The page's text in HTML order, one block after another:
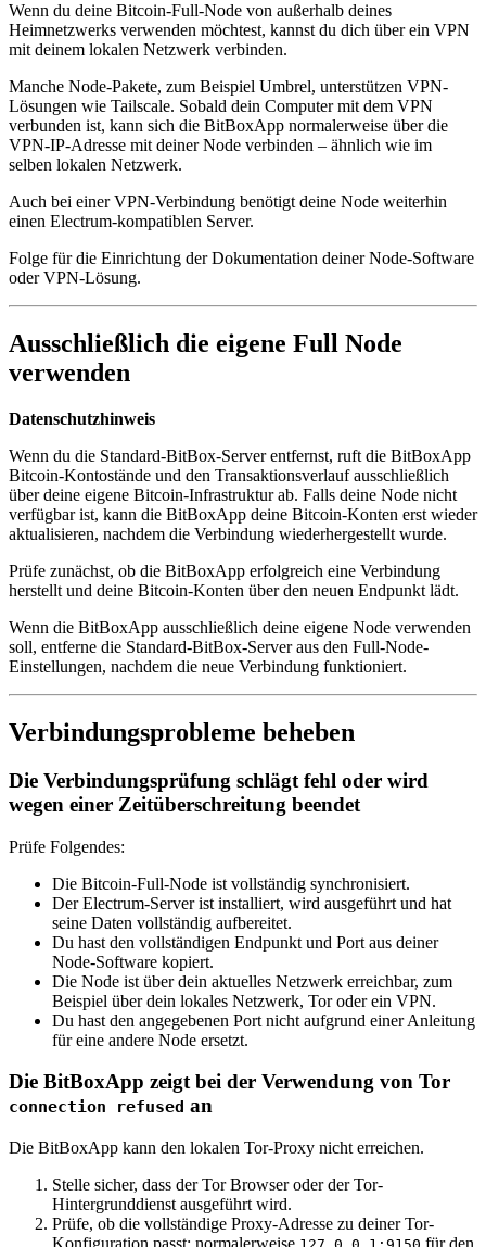
Wenn du deine Bitcoin-Full-Node von außerhalb deines
Heimnetzwerks verwenden möchtest, kannst du dich über ein VPN
mit deinem lokalen Netzwerk verbinden.
Manche Node-Pakete, zum Beispiel Umbrel, unterstützen VPN-
Lösungen wie Tailscale. Sobald dein Computer mit dem VPN
verbunden ist, kann sich die BitBoxApp normalerweise über die
VPN-IP-Adresse mit deiner Node verbinden – ähnlich wie im
selben lokalen Netzwerk.
Auch bei einer VPN-Verbindung benötigt deine Node weiterhin
einen Electrum-kompatiblen Server.
Folge für die Einrichtung der Dokumentation deiner Node-Software
oder VPN-Lösung.
Ausschließlich die eigene Full Node
verwenden
Datenschutzhinweis
Wenn du die Standard-BitBox-Server entfernst, ruft die BitBoxApp
Bitcoin-Kontostände und den Transaktionsverlauf ausschließlich
über deine eigene Bitcoin-Infrastruktur ab. Falls deine Node nicht
verfügbar ist, kann die BitBoxApp deine Bitcoin-Konten erst wieder
aktualisieren, nachdem die Verbindung wiederhergestellt wurde.
Prüfe zunächst, ob die BitBoxApp erfolgreich eine Verbindung
herstellt und deine Bitcoin-Konten über den neuen Endpunkt lädt.
Wenn die BitBoxApp ausschließlich deine eigene Node verwenden
soll, entferne die Standard-BitBox-Server aus den Full-Node-
Einstellungen, nachdem die neue Verbindung funktioniert.
Verbindungsprobleme beheben
Die Verbindungsprüfung schlägt fehl oder wird
wegen einer Zeitüberschreitung beendet
Prüfe Folgendes:
Die Bitcoin-Full-Node ist vollständig synchronisiert.
Der Electrum-Server ist installiert, wird ausgeführt und hat
seine Daten vollständig aufbereitet.
Du hast den vollständigen Endpunkt und Port aus deiner
Node-Software kopiert.
Die Node ist über dein aktuelles Netzwerk erreichbar, zum
Beispiel über dein lokales Netzwerk, Tor oder ein VPN.
Du hast den angegebenen Port nicht aufgrund einer Anleitung
für eine andere Node ersetzt.
Die BitBoxApp zeigt bei der Verwendung von Tor
connection refused an
Die BitBoxApp kann den lokalen Tor-Proxy nicht erreichen.
Stelle sicher, dass der Tor Browser oder der Tor-
Hintergrunddienst ausgeführt wird.
Prüfe, ob die vollständige Proxy-Adresse zu deiner Tor-
Konfiguration passt: normalerweise
für den